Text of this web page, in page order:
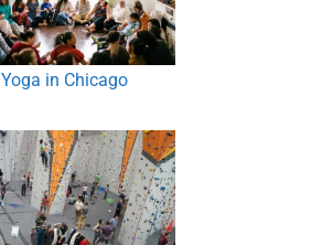
Yoga in Chicago